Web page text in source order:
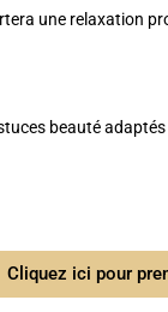
une relaxation
beauté adaptés
Cliquez ici pour